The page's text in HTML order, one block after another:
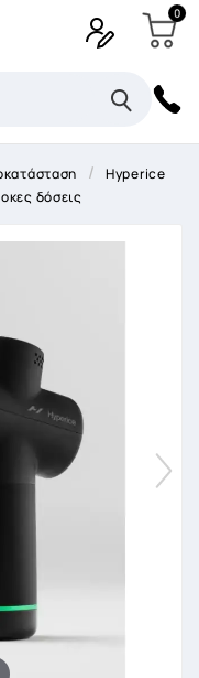
0
Hyperice
δόσεις
×
επιθυμητών